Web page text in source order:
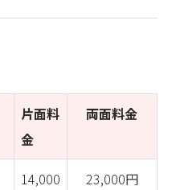
片面料
金
両面料金
14,000
23,000円